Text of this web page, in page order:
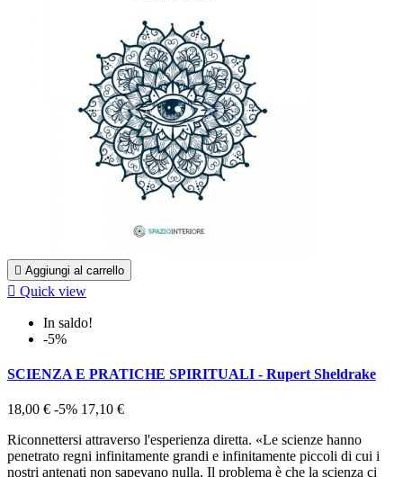
 Aggiungi al carrello
 Quick view
In saldo!
-5%
SCIENZA E PRATICHE SPIRITUALI - Rupert Sheldrake
18,00 € -5% 17,10 €
Riconnettersi attraverso l'esperienza diretta. «Le scienze hanno
penetrato regni infinitamente grandi e infinitamente piccoli di cui i
nostri antenati non sapevano nulla. Il problema è che la scienza ci